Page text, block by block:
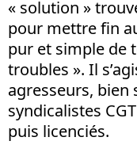
« solution »
pour mettre fin
pur et simple de
troubles ». Il
agresseurs, bien
syndicalistes
puis licenciés.